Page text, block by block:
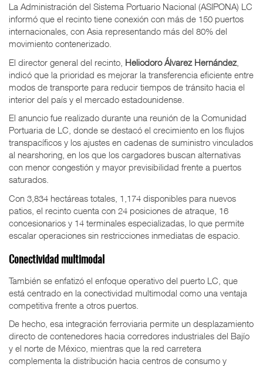
La Administración del Sistema Portuario Nacional (ASIPONA) LC
informó que el recinto tiene conexión con más de 150 puertos
internacionales, con Asia representando más del 80% del
movimiento contenerizado.
El director general del recinto, Heliodoro Álvarez Hernández,
indicó que la prioridad es mejorar la transferencia eficiente entre
modos de transporte para reducir tiempos de tránsito hacia el
interior del país y el mercado estadounidense.
El anuncio fue realizado durante una reunión de la Comunidad
Portuaria de LC, donde se destacó el crecimiento en los flujos
transpacíficos y los ajustes en cadenas de suministro vinculados
al nearshoring, en los que los cargadores buscan alternativas
con menor congestión y mayor previsibilidad frente a puertos
saturados.
Con 3,834 hectáreas totales, 1,174 disponibles para nuevos
patios, el recinto cuenta con 24 posiciones de atraque, 16
concesionarios y 14 terminales especializadas, lo que permite
escalar operaciones sin restricciones inmediatas de espacio.
Conectividad multimodal
También se enfatizó el enfoque operativo del puerto LC, que
está centrado en la conectividad multimodal como una ventaja
competitiva frente a otros puertos.
De hecho, esa integración ferroviaria permite un desplazamiento
directo de contenedores hacia corredores industriales del Bajío
y el norte de México, mientras que la red carretera
complementa la distribución hacia centros de consumo y